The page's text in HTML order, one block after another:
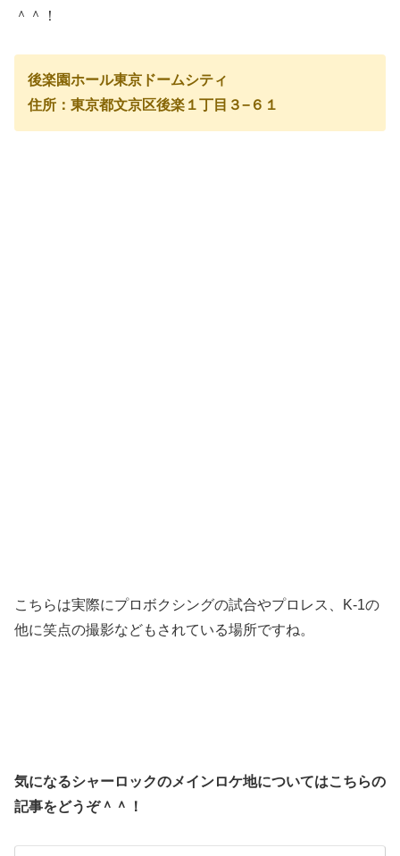
＾＾！
後楽園ホール東京ドームシティ
住所：東京都文京区後楽１丁目３−６１
こちらは実際にプロボクシングの試合やプロレス、K-1の
他に笑点の撮影などもされている場所ですね。
気になるシャーロックのメインロケ地についてはこちらの
記事をどうぞ＾＾！